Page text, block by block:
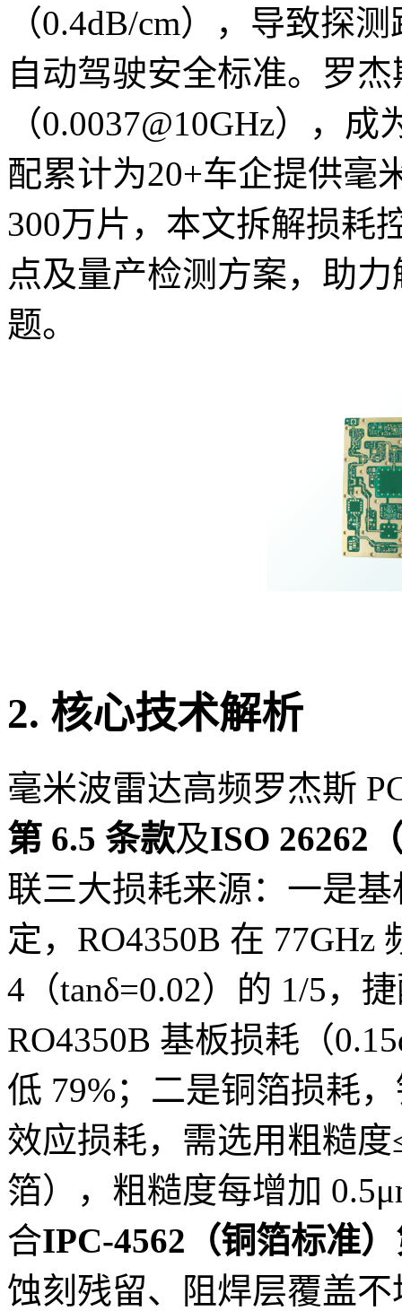
（0.4dB/cm），导致探
自动驾驶安全标准。罗
（0.0037@10GHz），
配累计为20+车企提供毫
300万片，本文拆解损耗
点及量产检测方案，助
题。
2. 核心技术解析
毫米波雷达高频罗杰斯
第 6.5 条款及ISO 26262
联三大损耗来源：一是
定，RO4350B 在 77GHz
4（tanδ=0.02）的 1/5，
RO4350B 基板损耗（
低 79%；二是铜箔损耗
效应损耗，需选用粗糙
箔），粗糙度每增加
合IPC-4562（铜箔标准
蚀刻残留、阻焊层覆盖